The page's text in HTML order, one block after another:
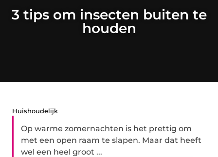
3 tips om insecten buiten te
houden
Huishoudelijk
Op warme zomernachten is het prettig om
met een open raam te slapen. Maar dat heeft
wel een heel groot ...